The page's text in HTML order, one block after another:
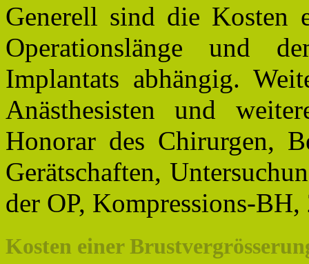
Generell sind die Kosten
Operationslänge und
Implantats abhängig.
Anästhesisten und
Honorar des Chirurgen,
Gerätschaften,
der OP, Kompressions-
Kosten einer